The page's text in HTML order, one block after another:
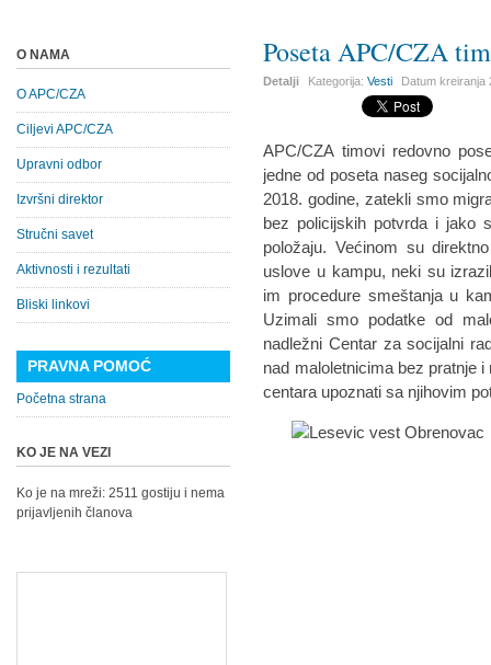
Poseta APC/CZA
Detalji Kategorija:Vesti Datum kreiranja
APC/CZA timovi redovno
jedne od poseta naseg
2018. godine, zatekli smo
bez policijskih potvrda i jako
položaju. Većinom su
uslove u kampu, neki su
im procedure smeštanja u
Uzimali smo podatke od
nadležni Centar za socijalni
nad maloletnicima bez pratnje
centara upoznati sa njihovim
O NAMA
O APC/CZA
Ciljevi APC/CZA
Upravni odbor
Izvršni direktor
Stručni savet
Aktivnosti i rezultati
Bliski linkovi
PRAVNA POMOĆ
Početna strana
KO JE NA VEZI
Ko je na mreži: 2511 gostiju i nema
prijavljenih članova